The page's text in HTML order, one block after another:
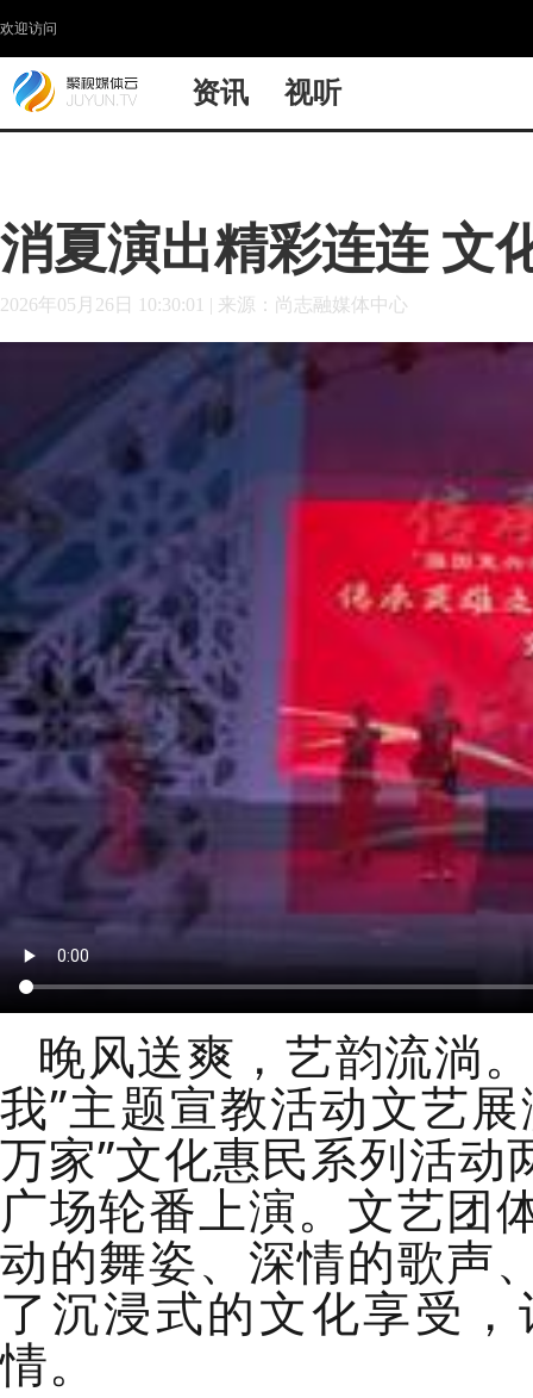
欢迎访问
资讯 视听
消夏演出精彩连连 文
2026年05月26日 10:30:01 | 来源：尚志融媒体中心
晚风送爽，艺韵流淌。
我”主题宣教活动文艺
万家”文化惠民系列活
广场轮番上演。 文艺团
动的舞姿、深情的歌声
了沉浸式的文化享受
情。